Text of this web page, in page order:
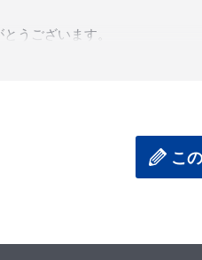
うございます。
ーお楽しみいただいたとのこ
こ